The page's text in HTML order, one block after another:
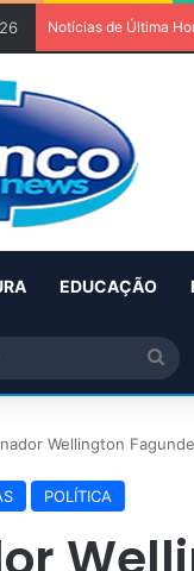
Notícias de Última
EDUCAÇÃO
por
Wellington
POLÍTICA